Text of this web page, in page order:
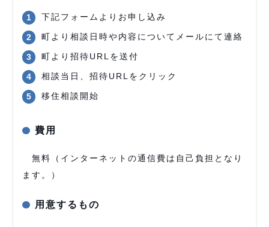
下記フォームよりお申し込み
町より相談日時や内容についてメールにて連絡
町より招待URLを送付
相談当日、招待URLをクリック
移住相談開始
費用
無料（インターネットの通信費は自己負担となり
ます。）
用意するもの